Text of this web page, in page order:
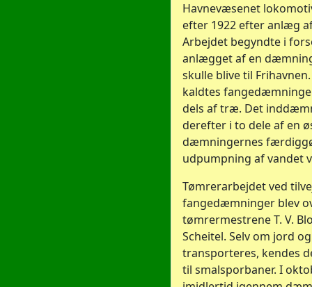
Havnevæsenet
efter 1922 efter anlæg
Arbejdet begyndte i
anlægget af en
skulle blive til
kaldtes
dels af træ. Det
derefter i to dele af en
dæmningernes
udpumpning af vandet
Tømrerarbejdet ved
fangedæmninger blev
tømrermestrene T. V.
Scheitel. Selv om jord
transporteres, kendes
til smalsporbaner. I